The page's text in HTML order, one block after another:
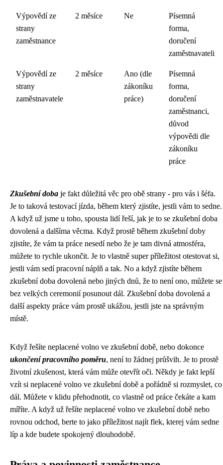
Výpovědí ze
strany
zaměstnance
2 měsíce Ne
Písemná
forma,
doručení
zaměstnavateli
Výpovědí ze
strany
zaměstnavatele
2 měsíce
Ano (dle
zákoníku
práce)
Písemná
forma,
doručení
zaměstnanci,
důvod
výpovědi dle
zákoníku
práce
Zkušební doba je fakt důležitá věc pro obě strany - pro vás i šéfa.
Je to taková testovací jízda, během který zjistíte, jestli vám to sedne.
A když už jsme u toho, spousta lidí řeší, jak je to se zkušební doba
dovolená a dalšíma věcma. Když prostě během zkušební doby
zjistíte, že vám ta práce nesedí nebo že je tam divná atmosféra,
můžete to rychle ukončit. Je to vlastně super příležitost otestovat si,
jestli vám sedí pracovní náplň a tak. No a když zjistíte během
zkušební doba dovolená nebo jiných dnů, že to není ono, můžete se
bez velkých ceremonií posunout dál. Zkušební doba dovolená a
další aspekty práce vám prostě ukážou, jestli jste na správným
místě.
Když řešíte neplacené volno ve zkušební době, nebo dokonce
ukončení pracovního poměru, není to žádnej průšvih. Je to prostě
životní zkušenost, která vám může otevřít oči. Někdy je fakt lepší
vzít si neplacené volno ve zkušební době a pořádně si rozmyslet, co
dál. Můžete v klidu přehodnotit, co vlastně od práce čekáte a kam
míříte. A když už řešíte neplacené volno ve zkušební době nebo
rovnou odchod, berte to jako příležitost najít flek, kterej vám sedne
líp a kde budete spokojený dlouhodobě.